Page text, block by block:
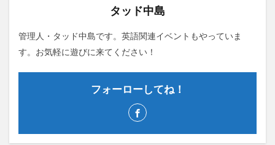
タッド中島
管理人・タッド中島です。英語関連イベントもやっていま
す。お気軽に遊びに来てください！
フォーローしてね！